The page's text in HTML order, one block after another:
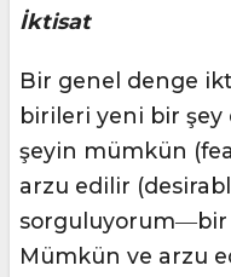
İktisat
Bir genel denge
birileri yeni bir şey
şeyin mümkün
arzu edilir
sorguluyorum―bir
Mümkün ve arzu